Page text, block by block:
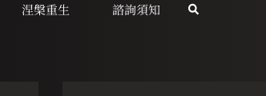
涅槃重生 諮詢須知